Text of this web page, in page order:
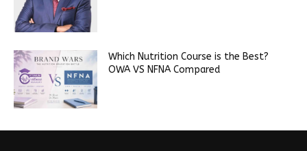
Which Nutrition Course is the Best?
OWA VS NFNA Compared